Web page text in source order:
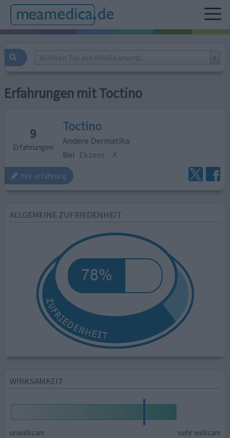
Wählen Sie ein Medikament...
Erfahrungen mit Toctino
9
Erfahrungen
Toctino
Andere Dermatika
Bei Ekzem X
ihre erfahrung
ALLGEMEINE ZUFRIEDENHEIT
WIRKSAMKEIT
unwirksam sehr wirksam